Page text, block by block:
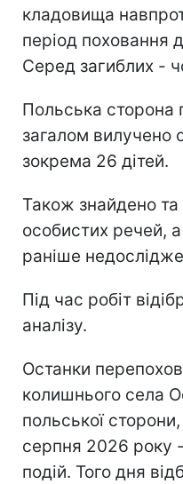
кладовища
період поховання
Серед загиблих -
Польська сторона
загалом вилучено
зокрема 26 дітей.
Також знайдено
особистих речей,
раніше
Під час робіт
аналізу.
Останки
колишнього села
польської
серпня 2026 року
подій. Того дня